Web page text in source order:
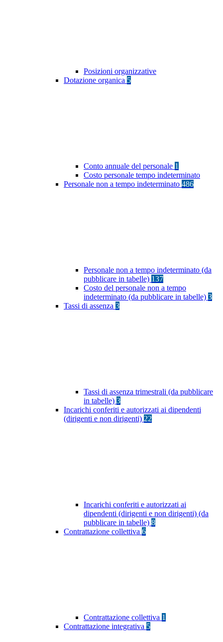
Posizioni organizzative
Dotazione organica 5
Conto annuale del personale 1
Costo personale tempo indeterminato
Personale non a tempo indeterminato 486
Personale non a tempo indeterminato (da
pubblicare in tabelle) 137
Costo del personale non a tempo
indeterminato (da pubblicare in tabelle) 3
Tassi di assenza 3
Tassi di assenza trimestrali (da pubblicare
in tabelle) 3
Incarichi conferiti e autorizzati ai dipendenti
(dirigenti e non dirigenti) 22
Incarichi conferiti e autorizzati ai
dipendenti (dirigenti e non dirigenti) (da
pubblicare in tabelle) 8
Contrattazione collettiva 6
Contrattazione collettiva 1
Contrattazione integrativa 5